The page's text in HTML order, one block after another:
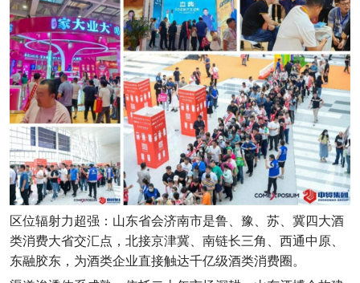
区位辐射力超强：山东省会济南市是鲁、豫、苏、冀四大酒
类消费大省交汇点，北接京津冀、南链长三角、西通中原、
东融胶东，为酒类企业直接触达千亿级酒类消费圈。